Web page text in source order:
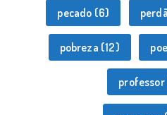
pecado (6)
pobreza (12)
professor